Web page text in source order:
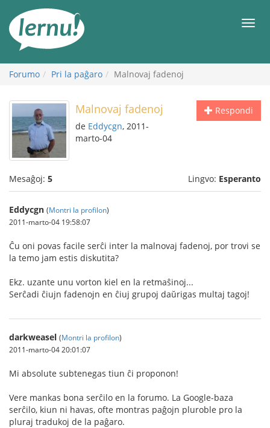
enhavo
Forumo Pri la paĝaro Malnovaj fadenoj
Respondi
Malnovaj fadenoj
de Eddycgn, 2011-
marto-04
Mesaĝoj: 5 Lingvo: Esperanto
Eddycgn (Montri la profilon)
2011-marto-04 19:58:07
Ĉu oni povas facile serĉi inter la malnovaj fadenoj, por trovi se
la temo jam estis diskutita?
Ekz. uzante unu vorton kiel en la retmaŝinoj...
Serĉadi ĉiujn fadenojn en ĉiuj grupoj daŭrigas multaj tagoj!
darkweasel (Montri la profilon)
2011-marto-04 20:01:07
Mi absolute subtenegas tiun ĉi proponon!
Vere mankas bona serĉilo en la forumo. La Google-baza
serĉilo, kiun ni havas, ofte montras paĝojn pluroble pro la
pluraj tradukoj de la paĝaro.